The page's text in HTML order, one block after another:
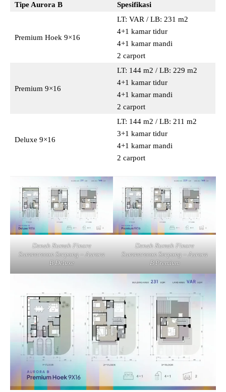
Tipe Aurora B Spesifikasi
Premium Hoek 9×16
LT: VAR / LB: 231 m2
4+1 kamar tidur
4+1 kamar mandi
2 carport
Premium 9×16
LT: 144 m2 / LB: 229 m2
4+1 kamar tidur
4+1 kamar mandi
2 carport
Deluxe 9×16
LT: 144 m2 / LB: 211 m2
3+1 kamar tidur
4+1 kamar mandi
2 carport
Denah Rumah Finore
Summarecon Serpong – Aurora
B Deluxe
Denah Rumah Finore
Summarecon Serpong – Aurora
B Premium